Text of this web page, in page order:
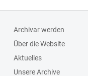
Archivar werden
Über die Website
Aktuelles
Unsere Archive